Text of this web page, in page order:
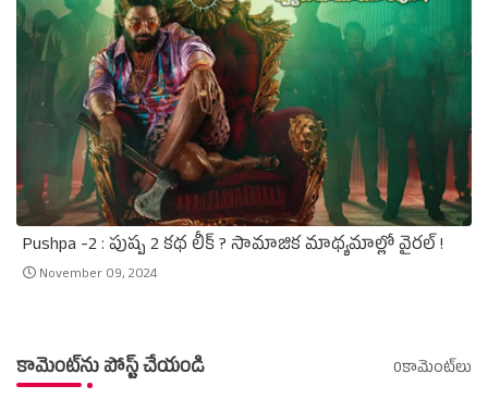
Pushpa -2 : పుష్ప 2 కథ లీక్‌ ? సామాజిక మాథ్యమాల్లో వైరల్‌ !
November 09, 2024
కామెంట్‌ను పోస్ట్ చేయండి 0కామెంట్‌లు